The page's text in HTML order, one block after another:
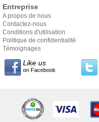
Entreprise
A propos de nous
Contactez-nous
Conditions d'utilisation
Politique de confidentialité
Témoignages
Like us
on Facebook